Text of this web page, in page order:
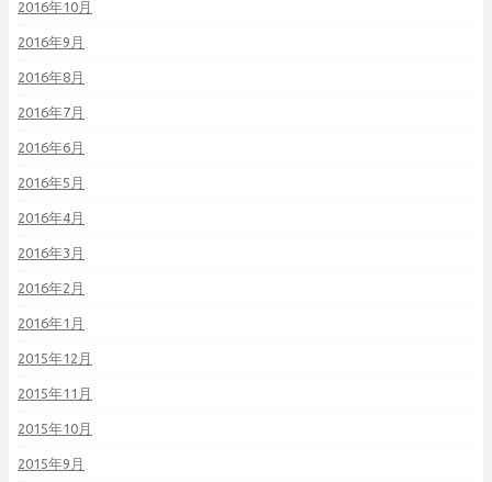
2016年10月
2016年9月
2016年8月
2016年7月
2016年6月
2016年5月
2016年4月
2016年3月
2016年2月
2016年1月
2015年12月
2015年11月
2015年10月
2015年9月